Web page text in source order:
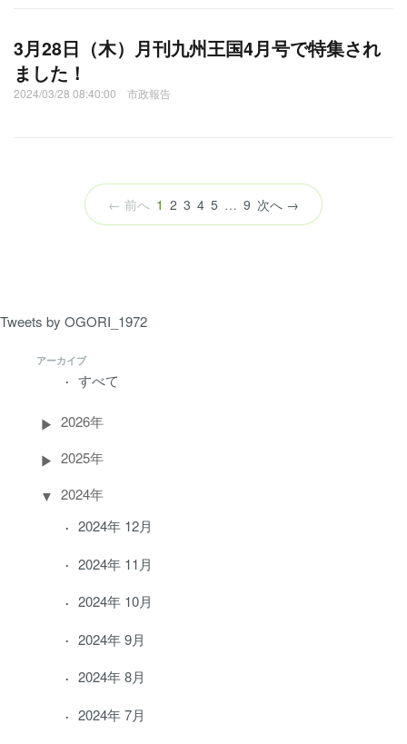
Tweets by OGORI_1972
アーカイブ
すべて
2026年
2025年
2024年
2024年 12月
2024年 11月
2024年 10月
2024年 9月
2024年 8月
2024年 7月
3月28日（木）月刊九州王国4月号で特集され
ました！
2024/03/28 08:40:00 市政報告
← 前へ 1 （こ
の
2 3 4 5 … 9 次へ →